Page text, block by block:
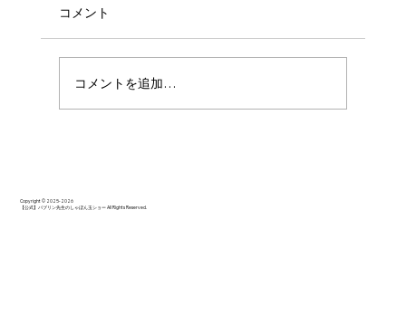
コメント
コメントを追加…
Copyright © 2025-2026
【公式】バブリン先生のしゃぼん玉ショー All Rights Reserved.